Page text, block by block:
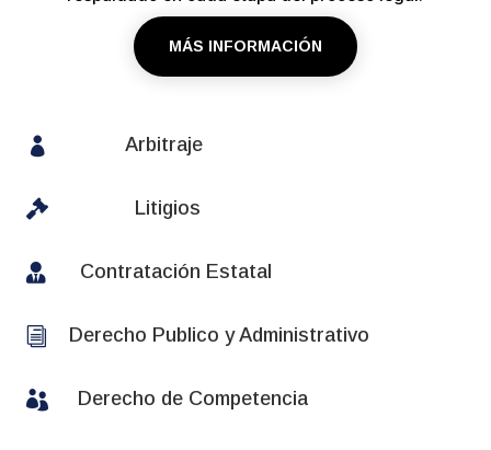
MÁS INFORMACIÓN
 Arbitraje
 Litigios
 Contratación Estatal
i Derecho Publico y Administrativo
 Derecho de Competencia